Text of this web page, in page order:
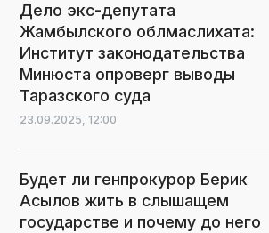
Дело экс-депутата
Жамбылского облмаслихата:
Институт законодательства
Минюста опроверг выводы
Таразского суда
23.09.2025, 12:00
Будет ли генпрокурор Берик
Асылов жить в слышащем
государстве и почему до него